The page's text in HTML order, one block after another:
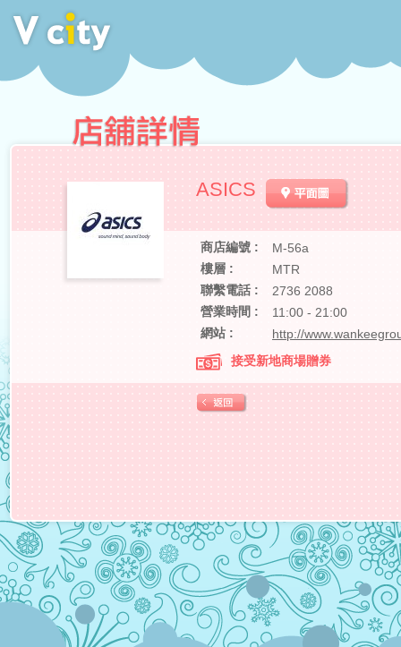
ASICS
商店編號 :
M-56a
樓層 :
MTR
聯繫電話 :
2736 2088
營業時間 :
11:00 - 21:00
網站 :
http://
接受新地商場贈券